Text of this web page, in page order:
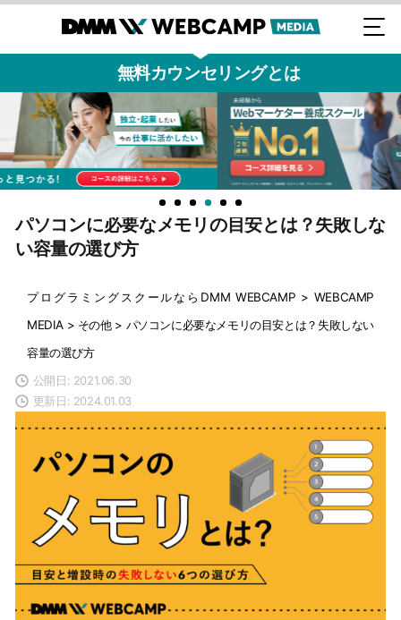
無料カウンセリングとは
パソコンに必要なメモリの目安とは？失敗しな
い容量の選び方
プログラミングスクールならDMM WEBCAMP > WEBCAMP
MEDIA > その他> パソコンに必要なメモリの目安とは？失敗しない
容量の選び方
公開日: 2021.06.30
更新日: 2024.01.03